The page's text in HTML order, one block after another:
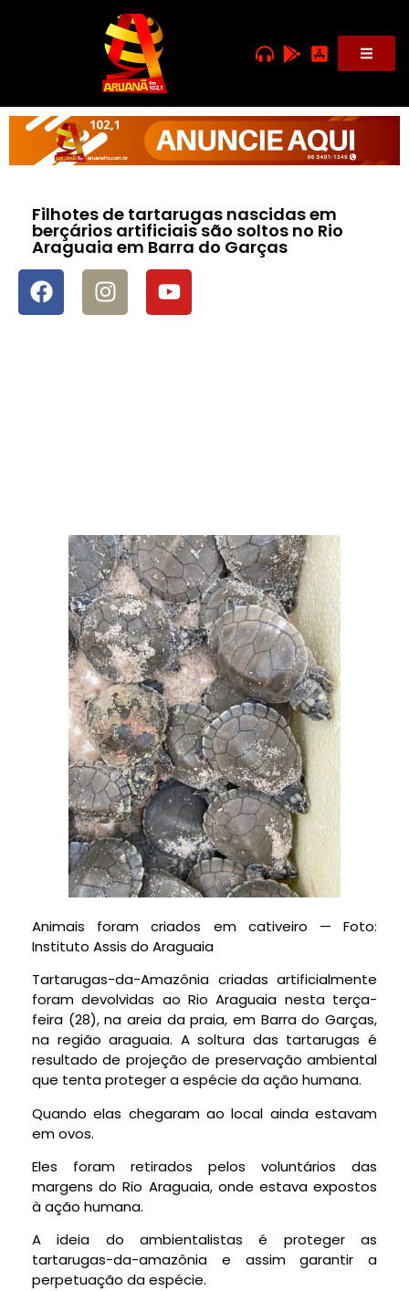
Filhotes de tartarugas nascidas em
berçários artificiais são soltos no Rio
Araguaia em Barra do Garças
Animais foram criados em cativeiro — Foto:
Instituto Assis do Araguaia
Tartarugas-da-Amazônia criadas artificialmente
foram devolvidas ao Rio Araguaia nesta terça-
feira (28), na areia da praia, em Barra do Garças,
na região araguaia. A soltura das tartarugas é
resultado de projeção de preservação ambiental
que tenta proteger a espécie da ação humana.
Quando elas chegaram ao local ainda estavam
em ovos.
Eles foram retirados pelos voluntários das
margens do Rio Araguaia, onde estava expostos
à ação humana.
A ideia do ambientalistas é proteger as
tartarugas-da-amazônia e assim garantir a
perpetuação da espécie.